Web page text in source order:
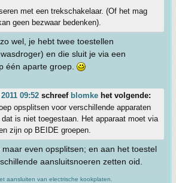
met een trekschakelaar. (Of het mag
geen bezwaar bedenken).
wel, je hebt twee toestellen
en die sluit je via een
één aparte groep.
09:52 schreef blomke het volgende:
opsplitsen voor verschillende apparaten
is niet toegestaan. Het apparaat moet via
zijn op BEIDE groepen.
even opsplitsen; en aan het toestel
aansluitsnoeren zetten oid.
aansluiten van electrische kookplaten.